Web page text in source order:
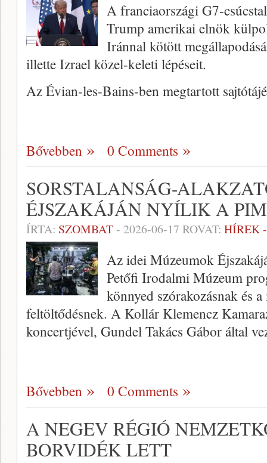
A franciaországi G7-
Trump amerikai elnök
Iránnal kötött
illette Izrael közel-keleti lépéseit.
Az Évian-les-Bains-ben megtartott
Bővebben 0 Comments
SORSTALANSÁG-
ÉJSZAKÁJÁN NYÍLIK A
ÍRTA: SZOMBAT- 2026-06-17 ROVAT: HÍREK
Az idei Múzeumok
Petőfi Irodalmi Múzeum
könnyed szórakozásnak és
feltöltődésnek. A Kollár Klemencz
koncertjével, Gundel Takács Gábor által
Bővebben 0 Comments
A NEGEV RÉGIÓ
BORVIDÉK LETT